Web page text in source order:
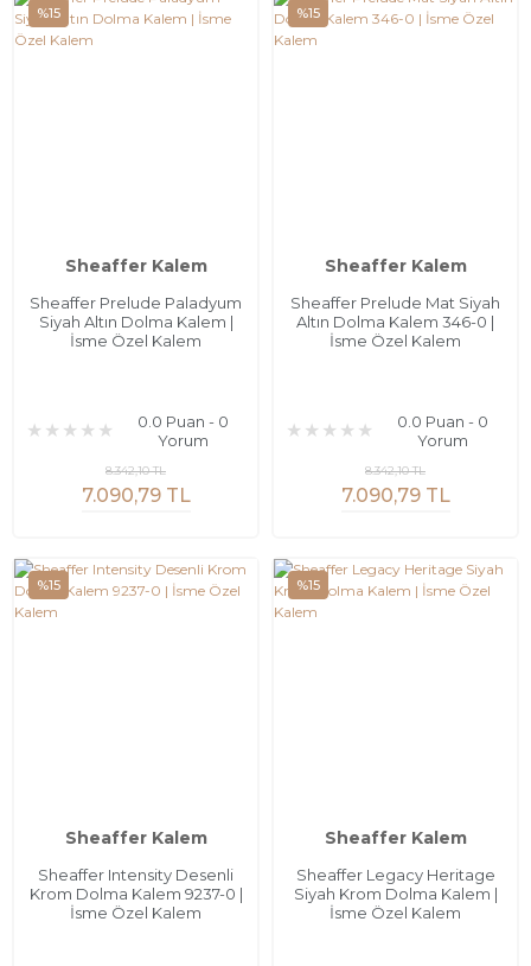
%15
Sheaffer Kalem
Sheaffer Prelude Paladyum
Siyah Altın Dolma Kalem |
İsme Özel Kalem
0.0 Puan - 0
Yorum
7.090,79 TL
8.342,10 TL
%15
Sheaffer Kalem
Sheaffer Prelude Mat Siyah
Altın Dolma Kalem 346-0 |
İsme Özel Kalem
0.0 Puan - 0
Yorum
7.090,79 TL
8.342,10 TL
%15
Sheaffer Kalem
Sheaffer Intensity Desenli
Krom Dolma Kalem 9237-0 |
İsme Özel Kalem
%15
Sheaffer Kalem
Sheaffer Legacy Heritage
Siyah Krom Dolma Kalem |
İsme Özel Kalem